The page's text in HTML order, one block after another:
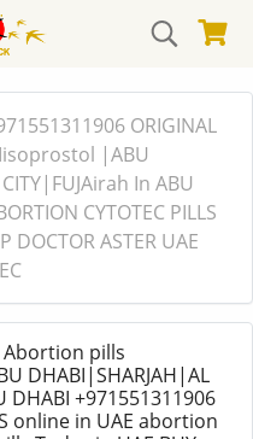
ORIGINAL
|ABU
In ABU
CYTOTEC PILLS
ASTER UAE
Abortion pills
DHABI|SHARJAH|AL
DHABI +971551311906
online in UAE abortion